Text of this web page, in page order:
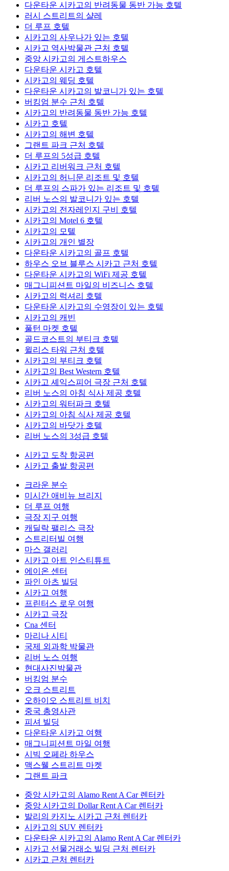
다운타운 시카고의 반려동물 동반 가능 호텔
러시 스트리트의 샬레
더 루프 호텔
시카고의 사우나가 있는 호텔
시카고 역사박물관 근처 호텔
중앙 시카고의 게스트하우스
다운타운 시카고 호텔
시카고의 웨딩 호텔
다운타운 시카고의 발코니가 있는 호텔
버킹엄 분수 근처 호텔
시카고의 반려동물 동반 가능 호텔
시카고 호텔
시카고의 해변 호텔
그랜트 파크 근처 호텔
더 루프의 5성급 호텔
시카고 리버워크 근처 호텔
시카고의 허니문 리조트 및 호텔
더 루프의 스파가 있는 리조트 및 호텔
리버 노스의 발코니가 있는 호텔
시카고의 전자레인지 구비 호텔
시카고의 Motel 6 호텔
시카고의 모텔
시카고의 개인 별장
다운타운 시카고의 골프 호텔
하우스 오브 블루스 시카고 근처 호텔
다운타운 시카고의 WiFi 제공 호텔
매그니피션트 마일의 비즈니스 호텔
시카고의 럭셔리 호텔
다운타운 시카고의 수영장이 있는 호텔
시카고의 캐빈
풀턴 마켓 호텔
골드코스트의 부티크 호텔
윌리스 타워 근처 호텔
시카고의 부티크 호텔
시카고의 Best Western 호텔
시카고 셰익스피어 극장 근처 호텔
리버 노스의 아침 식사 제공 호텔
시카고의 워터파크 호텔
시카고의 아침 식사 제공 호텔
시카고의 바닷가 호텔
리버 노스의 3성급 호텔
시카고 도착 항공편
시카고 출발 항공편
크라운 분수
미시간 애비뉴 브리지
더 루프 여행
극장 지구 여행
캐딜락 팰리스 극장
스트리터빌 여행
마스 갤러리
시카고 아트 인스티튜트
에이온 센터
파인 아츠 빌딩
시카고 여행
프린터스 로우 여행
시카고 극장
Cna 센터
마리나 시티
국제 외과학 박물관
리버 노스 여행
현대사진박물관
버킹엄 분수
오크 스트리트
오하이오 스트리트 비치
중국 총영사관
피셔 빌딩
다운타운 시카고 여행
매그니피션트 마일 여행
시빅 오페라 하우스
맥스웰 스트리트 마켓
그랜트 파크
중앙 시카고의 Alamo Rent A Car 렌터카
중앙 시카고의 Dollar Rent A Car 렌터카
발리의 카지노 시카고 근처 렌터카
시카고의 SUV 렌터카
다운타운 시카고의 Alamo Rent A Car 렌터카
시카고 선물거래소 빌딩 근처 렌터카
시카고 근처 렌터카